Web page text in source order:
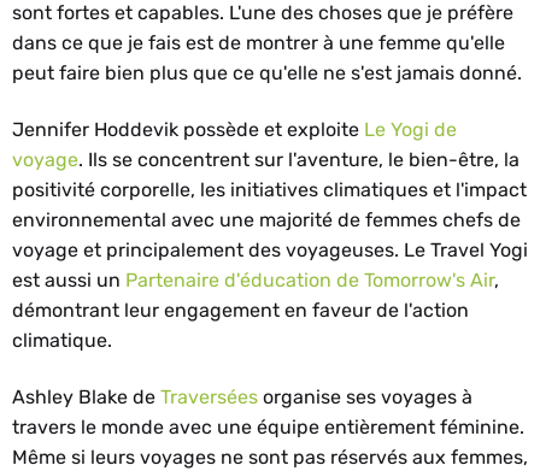
sont fortes et capables. L'une des choses que je préfère
dans ce que je fais est de montrer à une femme qu'elle
peut faire bien plus que ce qu'elle ne s'est jamais donné.
Jennifer Hoddevik possède et exploite Le Yogi de
voyage. Ils se concentrent sur l'aventure, le bien-être, la
positivité corporelle, les initiatives climatiques et l'impact
environnemental avec une majorité de femmes chefs de
voyage et principalement des voyageuses. Le Travel Yogi
est aussi un Partenaire d'éducation de Tomorrow's Air,
démontrant leur engagement en faveur de l'action
climatique.
Ashley Blake de Traversées organise ses voyages à
travers le monde avec une équipe entièrement féminine.
Même si leurs voyages ne sont pas réservés aux femmes,